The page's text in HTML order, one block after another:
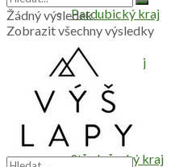
Pardubický kraj
Plzeňský kraj
Praha
Středočeský kraj
Žádný výsledek
Zobrazit všechny výsledky